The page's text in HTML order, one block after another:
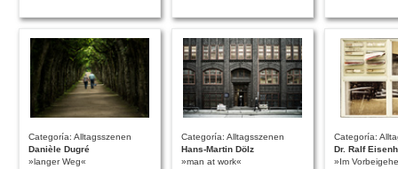
Categoría: Alltagsszenen
Danièle Dugré
»langer Weg«
Categoría: Alltagsszenen
Hans-Martin Dölz
»man at work«
Categoría:
Dr. Ralf
»Im